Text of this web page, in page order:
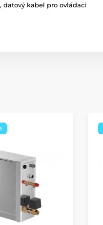
datový kabel pro ovládací